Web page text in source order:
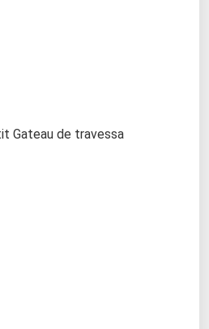
Gateau de travessa